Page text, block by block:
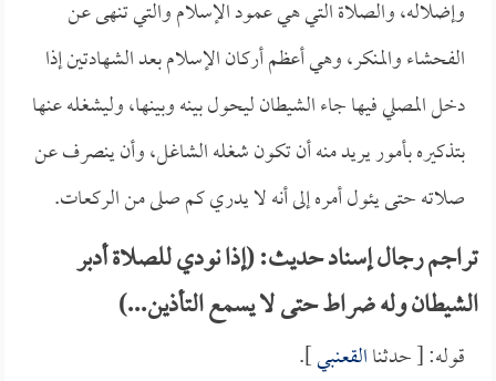
وإضلاله، والصلاة التي هي عمود الإسلام والتي تنهى عن
الفحشاء والمنكر، وهي أعظم أركان الإسلام بعد الشهادتين إذا
دخل المصلي فيها جاء الشيطان ليحول بينه وبينها، وليشغله عنها
بتذكيره بأمور يريد منه أن تكون شغله الشاغل، وأن ينصرف عن
صلاته حتى يئول أمره إلى أنه لا يدري كم صلى من الركعات.
تراجم رجال إسناد حديث: (إذا نودي للصلاة أدبر
الشيطان وله ضراط حتى لا يسمع التأذين...)
قوله: [ حدثناالقعنبي].